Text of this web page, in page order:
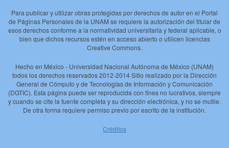
Para publicar y utilizar obras protegidas por derechos de autor en el Portal
de Páginas Personales de la UNAM se requiere la autorización del titular de
esos derechos conforme a la normatividad universitaria y federal aplicable, o
bien que dichos recursos estén en acceso abierto o utilicen licencias
Creative Commons.
Hecho en México - Universidad Nacional Autónoma de México (UNAM)
todos los derechos reservados 2012-2014 Sitio realizado por la Dirección
General de Cómputo y de Tecnologías de Información y Comunicación
(DGTIC). Esta página puede ser reproducida con fines no lucrativos, siempre
y cuando se cite la fuente completa y su dirección electrónica, y no se mutile.
De otra forma requiere permiso previo por escrito de la institución.
Créditos